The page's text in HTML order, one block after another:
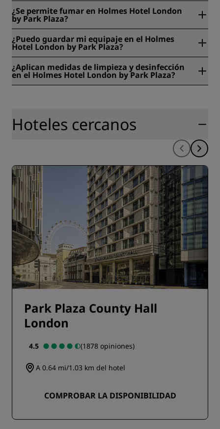
Chiltern Street, Londres, Reino Unido.
¿Se permite fumar en Holmes Hotel London
by Park Plaza?
Park Plaza.
¿Puedo guardar mi equipaje en el Holmes
Hotel London by Park Plaza?
Park Plaza.
¿Aplican medidas de limpieza y desinfección
en el Holmes Hotel London by Park Plaza?
https://www.radissonhotels.com/es-es/salud-seguridad
Hoteles cercanos
Park Plaza County Hall
London
4.5 (1878 opiniones)
A 0.64 mi/1.03 km del hotel
COMPROBAR LA DISPONIBILIDAD